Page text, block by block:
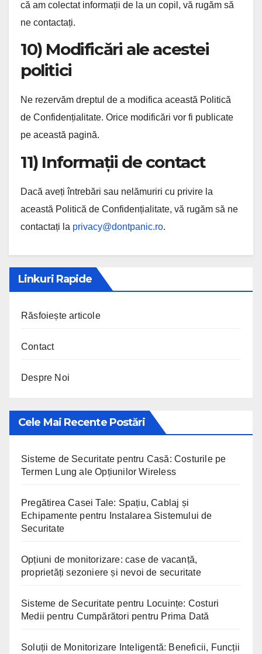
că am colectat informații de la un copil, vă rugăm să
ne contactați.
10) Modificări ale acestei
politici
Ne rezervăm dreptul de a modifica această Politică
de Confidențialitate. Orice modificări vor fi publicate
pe această pagină.
11) Informații de contact
Dacă aveți întrebări sau nelămuriri cu privire la
această Politică de Confidențialitate, vă rugăm să ne
contactați la privacy@dontpanic.ro.
Linkuri Rapide
Răsfoiește articole
Contact
Despre Noi
Cele Mai Recente Postări
Sisteme de Securitate pentru Casă: Costurile pe
Termen Lung ale Opțiunilor Wireless
Pregătirea Casei Tale: Spațiu, Cablaj și
Echipamente pentru Instalarea Sistemului de
Securitate
Opțiuni de monitorizare: case de vacanță,
proprietăți sezoniere și nevoi de securitate
Sisteme de Securitate pentru Locuințe: Costuri
Medii pentru Cumpărători pentru Prima Dată
Soluții de Monitorizare Inteligentă: Beneficii, Funcții